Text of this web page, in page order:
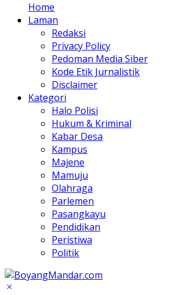
Home
Laman
Redaksi
Privacy Policy
Pedoman Media Siber
Kode Etik Jurnalistik
Disclaimer
Kategori
Halo Polisi
Hukum & Kriminal
Kabar Desa
Kampus
Majene
Mamuju
Olahraga
Parlemen
Pasangkayu
Pendidikan
Peristiwa
Politik